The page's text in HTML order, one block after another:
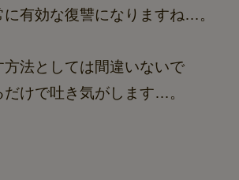
有効な復讐になりますね…。
方法としては間違いないで
けで吐き気がします…。